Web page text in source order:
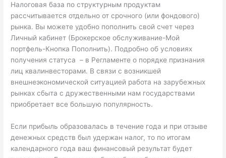
Налоговая база по структурным продуктам
рассчитывается отдельно от срочного (или фондового)
рынка. Вы можете удобно пополнить свой счет через
Личный кабинет (Брокерское обслуживание-Мой
портфель-Кнопка Пополнить). Подробно об условиях
получения статуса – в Регламенте о порядке признания
лиц квалинвесторами. В связи с возникшей
внешнеэкономической ситуацией работа на зарубежных
рынках сбыта с дружественными нам государствами
приобретает все большую популярность.
Если прибыль образовалась в течение года и при отзыве
денежных средств был удержан налог, то по итогам
календарного года ваш финансовый результат будет